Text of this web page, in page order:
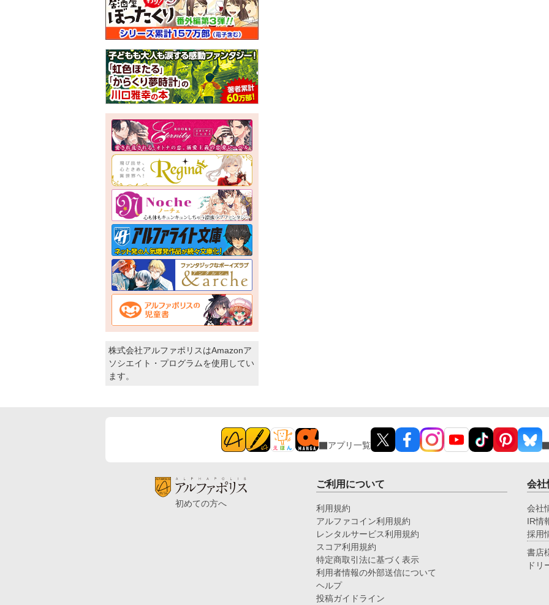
株式会社アルファポリスはAmazonア
ソシエイト・プログラムを使用してい
ます。
アプリ一覧
初めての方へ
ご利用について
利用規約
アルファコイン利用規約
レンタルサービス利用規約
スコア利用規約
特定商取引法に基づく表示
利用者情報の外部送信について
ヘルプ
投稿ガイドライン
会社
会社
IR情
採用
書店
ドリ